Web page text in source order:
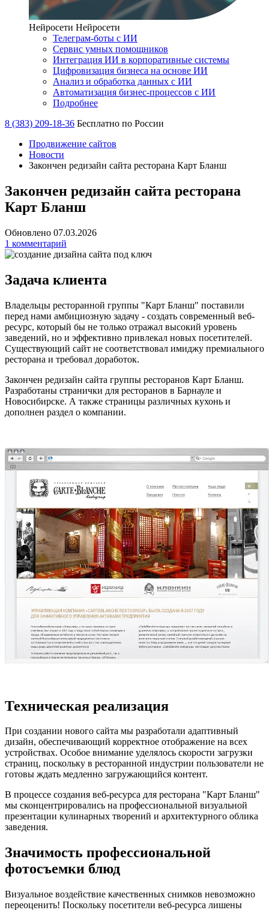
Нейросети Нейросети
Телеграм-боты с ИИ
Сервис умных помощников
Интеграция ИИ в корпоративные системы
Цифровизация бизнеса на основе ИИ
Анализ и обработка данных с ИИ
Автоматизация бизнес-процессов с ИИ
Подробнее
8 (383) 209-18-36 Бесплатно по России
Продвижение сайтов
Новости
Закончен редизайн сайта ресторана Карт Бланш
Закончен редизайн сайта ресторана
Карт Бланш
Обновлено 07.03.2026
1 комментарий
Задача клиента
Владельцы ресторанной группы "Карт Бланш" поставили
перед нами амбициозную задачу - создать современный веб-
ресурс, который бы не только отражал высокий уровень
заведений, но и эффективно привлекал новых посетителей.
Существующий сайт не соответствовал имиджу премиального
ресторана и требовал доработок.
Закончен редизайн сайта группы ресторанов Карт Бланш.
Разработаны странички для ресторанов в Барнауле и
Новосибирске. А также страницы различных кухонь и
дополнен раздел о компании.
Техническая реализация
При создании нового сайта мы разработали адаптивный
дизайн, обеспечивающий корректное отображение на всех
устройствах. Особое внимание уделялось скорости загрузки
страниц, поскольку в ресторанной индустрии пользователи не
готовы ждать медленно загружающийся контент.
В процессе создания веб-ресурса для ресторана "Карт Бланш"
мы сконцентрировались на профессиональной визуальной
презентации кулинарных творений и архитектурного облика
заведения.
Значимость профессиональной
фотосъемки блюд
Визуальное воздействие качественных снимков невозможно
переоценить! Поскольку посетители веб-ресурса лишены